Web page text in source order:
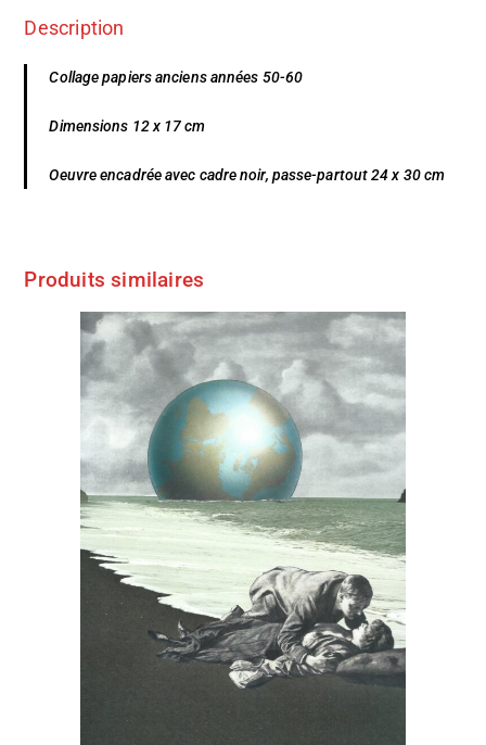
Description
Collage papiers anciens années 50-60
Dimensions 12 x 17 cm
Oeuvre encadrée avec cadre noir, passe-partout 24 x 30 cm
Produits similaires